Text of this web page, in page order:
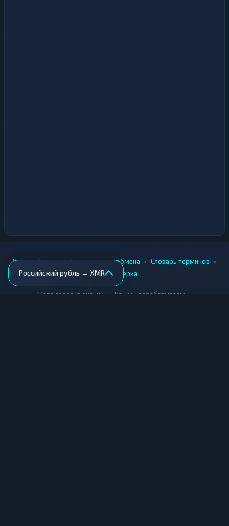
Российский рубль → XMR
Вики • Города • Безопасность обмена • Словарь терминов •
AML-проверка
Методология оценки Как мы зарабатываем